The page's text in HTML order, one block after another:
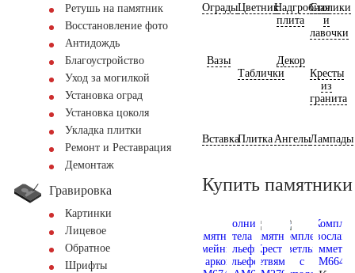
Ретушь на памятник
Восстановление фото
Антидождь
Благоустройство
Уход за могилкой
Установка оград
Установка цоколя
Укладка плитки
Ремонт и Реставрация
Демонтаж
Гравировка
Картинки
Лицевое
Обратное
Шрифты
ОградыЦветникНадгробная
плита
Столики
и
лавочки
Вазы
Таблички
Декор
Кресты
из
гранита
ВставкаПлитка АнгелыЛампады
Купить